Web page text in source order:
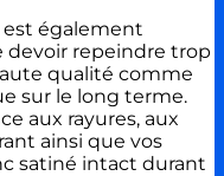
également
devoir repeindre trop
qualité comme
sur le long terme.
aux rayures, aux
ainsi que vos
satiné intact durant